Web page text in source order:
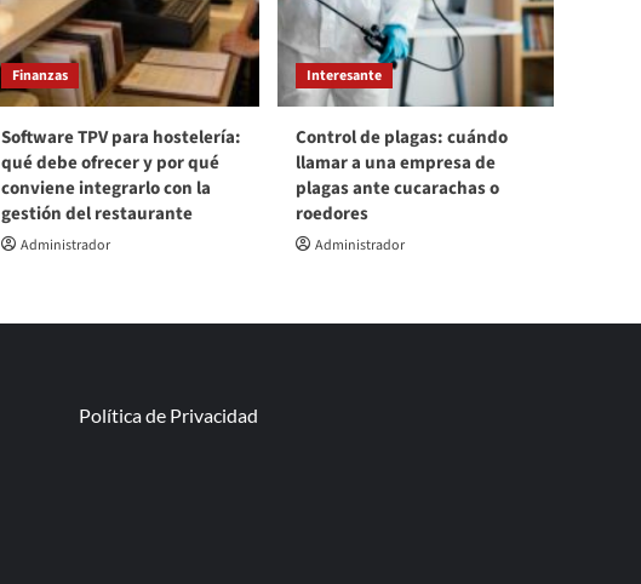
Finanzas
Software TPV para hostelería:
qué debe ofrecer y por qué
conviene integrarlo con la
gestión del restaurante
Administrador
Interesante
Control de plagas: cuándo
llamar a una empresa de
plagas ante cucarachas o
roedores
Administrador
Política de Privacidad